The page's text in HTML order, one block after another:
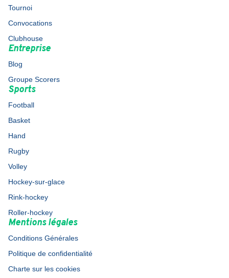
Tournoi
Convocations
Clubhouse
Entreprise
Blog
Groupe Scorers
Sports
Football
Basket
Hand
Rugby
Volley
Hockey-sur-glace
Rink-hockey
Roller-hockey
Mentions légales
Conditions Générales
Politique de confidentialité
Charte sur les cookies